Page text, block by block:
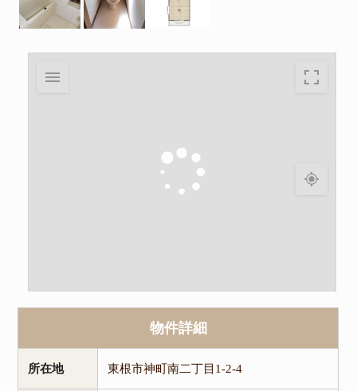
物件詳細
所在地 東根市神町南二丁目1-2-4